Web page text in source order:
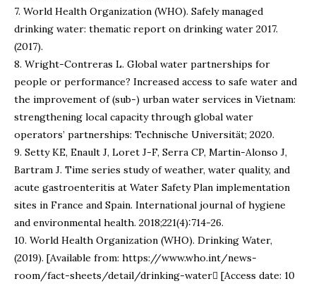
7. World Health Organization (WHO). Safely managed
drinking water: thematic report on drinking water 2017.
(2017).
8. Wright-Contreras L. Global water partnerships for
people or performance? Increased access to safe water and
the improvement of (sub-) urban water services in Vietnam:
strengthening local capacity through global water
operators’ partnerships: Technische Universität; 2020.
9. Setty KE, Enault J, Loret J-F, Serra CP, Martin-Alonso J,
Bartram J. Time series study of weather, water quality, and
acute gastroenteritis at Water Safety Plan implementation
sites in France and Spain. International journal of hygiene
and environmental health. 2018;221(4):714-26.
10. World Health Organization (WHO). Drinking Water,
(2019). [Available from: https://www.who.int/news-
room/fact-sheets/detail/drinking-water [Access date: 10